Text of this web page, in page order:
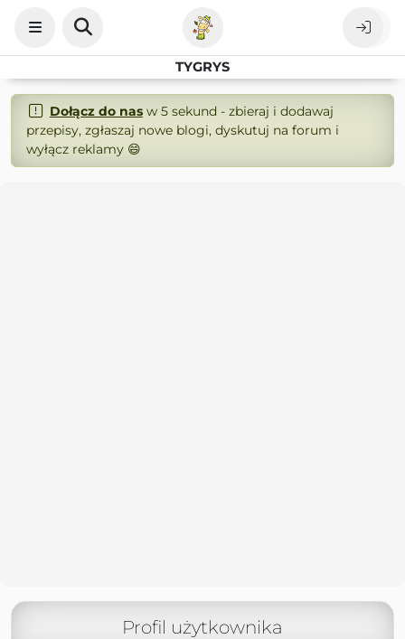
TYGRYS
Dołącz do nasw 5 sekund - zbieraj i dodawaj
przepisy, zgłaszaj nowe blogi, dyskutuj na forum i
wyłącz reklamy 😄
Profil użytkownika